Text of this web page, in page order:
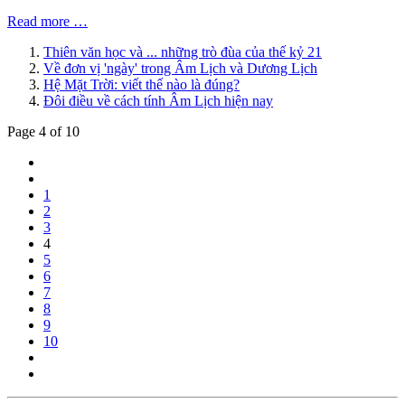
Read more …
Thiên văn học và ... những trò đùa của thế kỷ 21
Về đơn vị 'ngày' trong Âm Lịch và Dương Lịch
Hệ Mặt Trời: viết thế nào là đúng?
Đôi điều về cách tính Âm Lịch hiện nay
Page 4 of 10
1
2
3
4
5
6
7
8
9
10